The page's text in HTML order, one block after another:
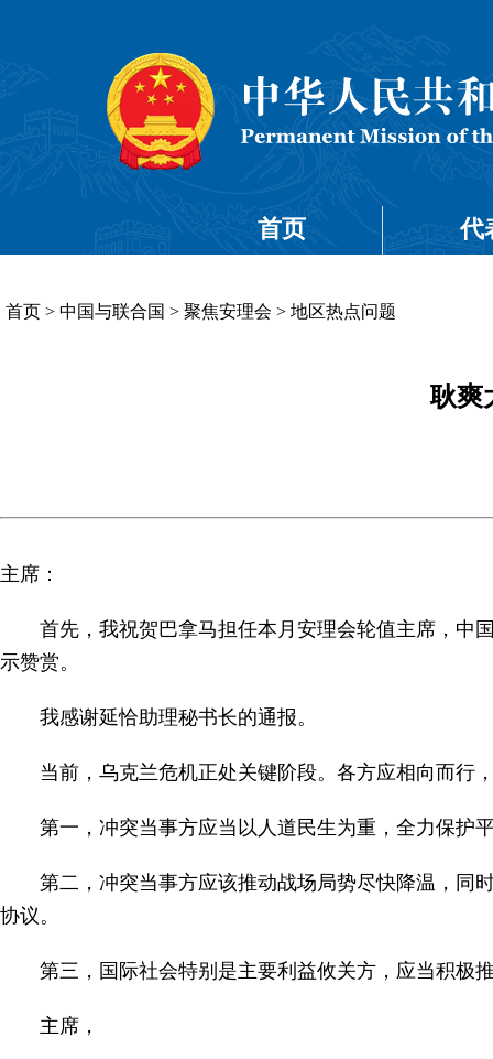
首页 代
首页 > 中国与联合国 > 聚焦安理会 > 地区热点问题
耿爽
主席：
首先，我祝贺巴拿马担任本月安理会轮值主席，中
示赞赏。
我感谢延恰助理秘书长的通报。
当前，乌克兰危机正处关键阶段。各方应相向而行
第一，冲突当事方应当以人道民生为重，全力保护
第二，冲突当事方应该推动战场局势尽快降温，同
协议。
第三，国际社会特别是主要利益攸关方，应当积极
主席，